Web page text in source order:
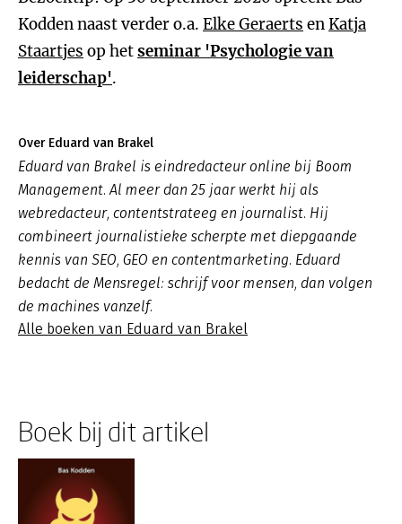
Kodden naast verder o.a. Elke Geraerts enKatja
Staartjes op hetseminar 'Psychologie van
leiderschap'.
Over Eduard van Brakel
Eduard van Brakel is eindredacteur online bij Boom
Management. Al meer dan 25 jaar werkt hij als
webredacteur, contentstrateeg en journalist. Hij
combineert journalistieke scherpte met diepgaande
kennis van SEO, GEO en contentmarketing. Eduard
bedacht de Mensregel: schrijf voor mensen, dan volgen
de machines vanzelf.
Alle boeken van Eduard van Brakel
Boek bij dit artikel